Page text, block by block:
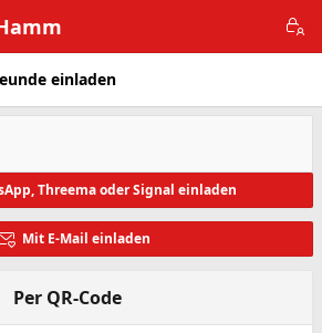
einladen
Threema oder Signal einladen
Mit E-Mail einladen
Per QR-Code